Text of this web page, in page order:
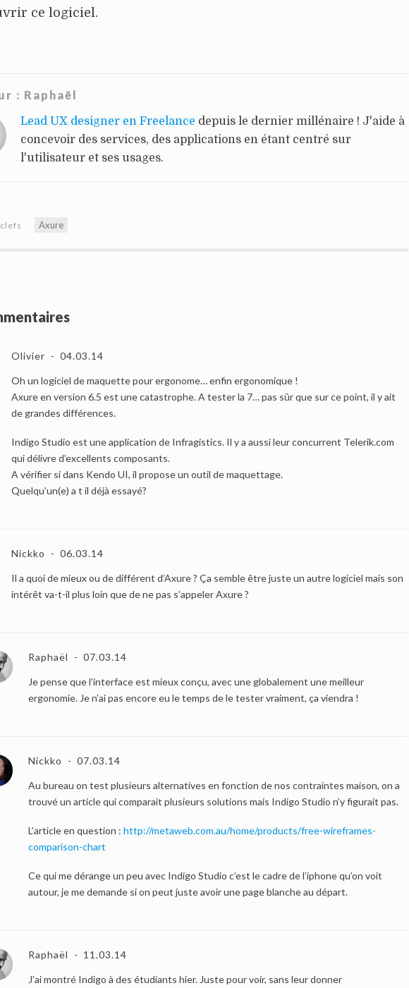
ce logiciel.
: Raphaël
Lead UX designer en Freelance depuis le dernier millénaire ! J'aide à
concevoir des services, des applications en étant centré sur
l'utilisateur et ses usages.
Axure
Olivier 04.03.14
Oh un logiciel de maquette pour ergonome… enfin ergonomique !
Axure en version 6.5 est une catastrophe. A tester la 7… pas sûr que sur ce point, il y ait
de grandes différences.
Indigo Studio est une application de Infragistics. Il y a aussi leur concurrent Telerik.com
qui délivre d’excellents composants.
A vérifier si dans Kendo UI, il propose un outil de maquettage.
Quelqu’un(e) a t il déjà essayé?
Nickko 06.03.14
Il a quoi de mieux ou de différent d’Axure ? Ça semble être juste un autre logiciel mais son
intérêt va-t-il plus loin que de ne pas s’appeler Axure ?
Raphaël 07.03.14
Je pense que l’interface est mieux conçu, avec une globalement une meilleur
ergonomie. Je n’ai pas encore eu le temps de le tester vraiment, ça viendra !
Nickko 07.03.14
Au bureau on test plusieurs alternatives en fonction de nos contraintes maison, on a
trouvé un article qui comparait plusieurs solutions mais Indigo Studio n’y figurait pas.
L’article en question : http://metaweb.com.au/home/products/free-wireframes-
comparison-chart
Ce qui me dérange un peu avec Indigo Studio c’est le cadre de l’iphone qu’on voit
autour, je me demande si on peut juste avoir une page blanche au départ.
Raphaël 11.03.14
J’ai montré Indigo à des étudiants hier. Juste pour voir, sans leur donner